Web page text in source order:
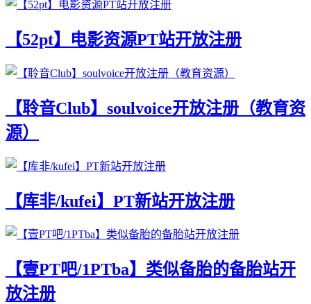
【52pt】电影资源PT站开放注册
【聆音Club】soulvoice开放注册（教育资
源）
【库非/kufei】PT新站开放注册
【壹PT吧/1PTba】类似备胎的备胎站开
放注册